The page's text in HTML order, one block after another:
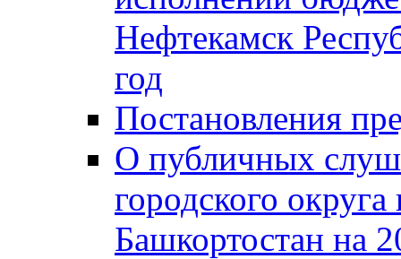
Нефтекамск
год
Постановления
О публичных
городского
Башкортостан на